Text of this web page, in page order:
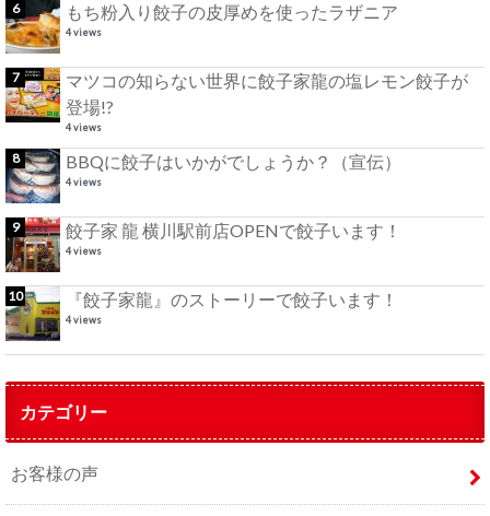
もち粉入り餃子の皮厚めを使ったラザニア
4 views
マツコの知らない世界に餃子家龍の塩レモン餃子が
登場!?
4 views
BBQに餃子はいかがでしょうか？（宣伝）
4 views
餃子家 龍 横川駅前店OPENで餃子います！
4 views
『餃子家龍』のストーリーで餃子います！
4 views
カテゴリー
お客様の声